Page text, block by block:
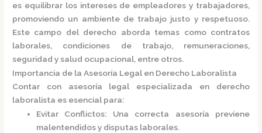
es equilibrar los intereses de empleadores y trabajadores,
promoviendo un ambiente de trabajo justo y respetuoso.
Este campo del derecho aborda temas como contratos
laborales, condiciones de trabajo, remuneraciones,
seguridad y salud ocupacional, entre otros.
Importancia de la Asesoría Legal en Derecho Laboralista
Contar con asesoría legal especializada en derecho
laboralista es esencial para:
Evitar Conflictos: Una correcta asesoría previene
malentendidos y disputas laborales.